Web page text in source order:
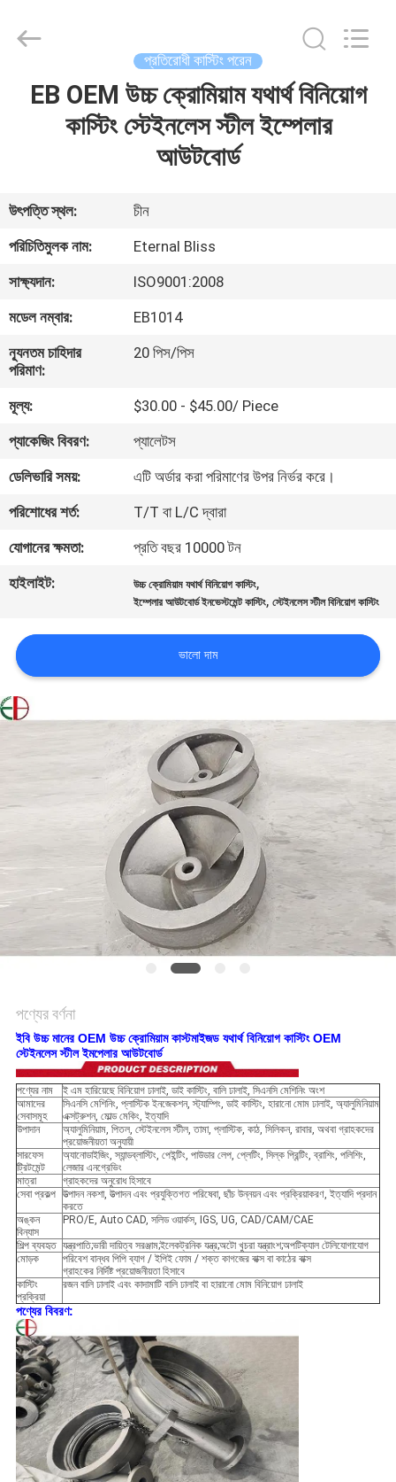
বাড়ি
ভিডিও
সম্পর্কে
কারখানা
মান
নিয়ন্ত্রণ
করুন
উদ্ধৃতির
জন্য
সাইট
গোপনীয়তা
নীতি
Forging
Reserved.
প্রতিরোধী কাস্টিং পরেন
EB OEM উচ্চ ক্রোমিয়াম যথার্থ বিনিয়োগ
কাস্টিং স্টেইনলেস স্টীল ইম্পেলার
আউটবোর্ড
উৎপত্তি স্থল:
চীন
পরিচিতিমুলক নাম:
Eternal Bliss
সাক্ষ্যদান:
ISO9001:2008
মডেল নম্বার:
EB1014
ন্যূনতম চাহিদার
পরিমাণ:
20 পিস/পিস
মূল্য:
$30.00 - $45.00/ Piece
প্যাকেজিং বিবরণ:
প্যালেটস
ডেলিভারি সময়:
এটি অর্ডার করা পরিমাণের উপর নির্ভর করে।
পরিশোধের শর্ত:
T/T বা L/C দ্বারা
যোগানের ক্ষমতা:
প্রতি বছর 10000 টন
হাইলাইট:
উচ্চ ক্রোমিয়াম যথার্থ বিনিয়োগ কাস্টিং,
ইম্পেলার আউটবোর্ড ইনভেস্টমেন্ট কাস্টিং,স্টেইনলেস স্টীল বিনিয়োগ কাস্টিং
ভালো দাম
পণ্যের বর্ণনা
ইবি উচ্চ মানের OEM উচ্চ ক্রোমিয়াম কাস্টমাইজড যথার্থ বিনিয়োগ কাস্টিং OEM
স্টেইনলেস স্টীল ইমপেলার আউটবোর্ড
পণ্যের নাম
ই এম হারিয়েছে বিনিয়োগ ঢালাই, ডাই কাস্টিং, বালি ঢালাই, সিএনসি মেশিনিং অংশ
আমাদের
সেবাসমূহ
সিএনসি মেশিনিং, প্লাস্টিক ইনজেকশন, স্ট্যাম্পিং, ডাই কাস্টিং, হারানো মোম ঢালাই, অ্যালুমিনিয়াম
এক্সট্রুশন, মোল্ড মেকিং, ইত্যাদি
উপাদান
অ্যালুমিনিয়াম, পিতল, স্টেইনলেস স্টীল, তামা, প্লাস্টিক, কাঠ, সিলিকন, রাবার, অথবা গ্রাহকদের
প্রয়োজনীয়তা অনুযায়ী
সারফেস
ট্রিটমেন্ট
অ্যানোডাইজিং, স্যান্ডব্লাস্টিং, পেইন্টিং, পাউডার লেপ, প্লেটিং, সিল্ক প্রিন্টিং, ব্রাশিং, পলিশিং,
লেজার এনগ্রেভিং
মাত্রা
গ্রাহকদের অনুরোধ হিসাবে
সেবা প্রকল্প উত্পাদন নকশা, উত্পাদন এবং প্রযুক্তিগত পরিষেবা, ছাঁচ উন্নয়ন এবং প্রক্রিয়াকরণ, ইত্যাদি প্রদান
করতে
অঙ্কন
বিন্যাস
PRO/E, Auto CAD, সলিড ওয়ার্কস, IGS, UG, CAD/CAM/CAE
শিল্প ব্যবহৃত যন্ত্রপাতি;ভারী দায়িত্ব সরঞ্জাম;ইলেকট্রনিক যন্ত্র;অটো খুচরা যন্ত্রাংশ;অপটিক্যাল টেলিযোগাযোগ
মোড়ক
পরিবেশ বান্ধব পিপি ব্যাগ / ইপিই ফোম / শক্ত কাগজের বাক্স বা কাঠের বাক্স
গ্রাহকের নির্দিষ্ট প্রয়োজনীয়তা হিসাবে
কাস্টিং
প্রক্রিয়া
রজন বালি ঢালাই এবং কাদামাটি বালি ঢালাই বা হারানো মোম বিনিয়োগ ঢালাই
পণ্যের বিবরণ: